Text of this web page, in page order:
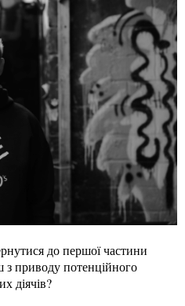
до першої частини
приводу потенційного
діячів?